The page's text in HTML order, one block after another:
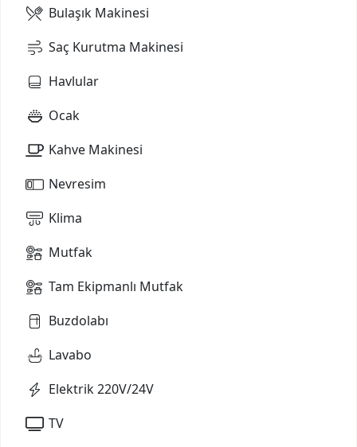
Bulaşık Makinesi
Saç Kurutma Makinesi
Havlular
Ocak
Kahve Makinesi
Nevresim
Klima
Mutfak
Tam Ekipmanlı Mutfak
Buzdolabı
Lavabo
Elektrik 220V/24V
TV